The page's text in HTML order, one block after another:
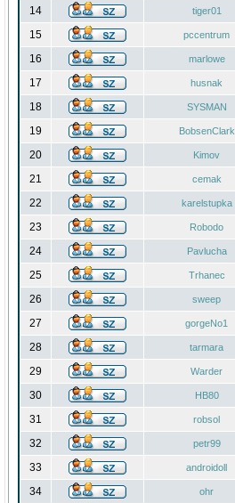
14 tiger01
15 pccentrum
16 marlowe
17 husnak
18 SYSMAN
19 BobsenClark
20 Kimov
21 cemak
22 karelstupka
23 Robodo
24 Pavlucha
25 Trhanec
26 sweep
27 gorgeNo1
28 tarmara
29 Warder
30 HB80
31 robsol
32 petr99
33 androidoll
34 ohr